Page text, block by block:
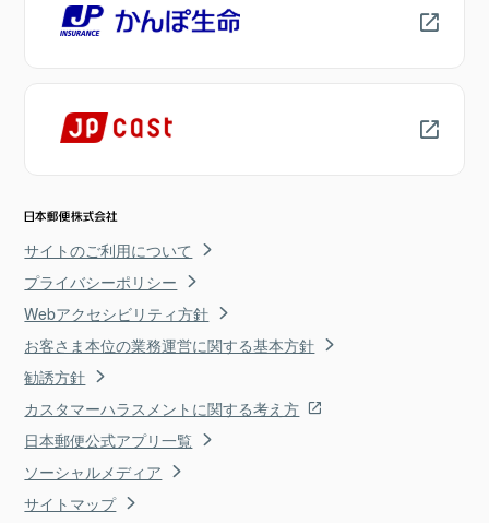
サイトのご利用について
プライバシーポリシー
Webアクセシビリティ方針
お客さま本位の業務運営に関する基本方針
勧誘方針
カスタマーハラスメントに関する考え方
日本郵便公式アプリ一覧
ソーシャルメディア
サイトマップ